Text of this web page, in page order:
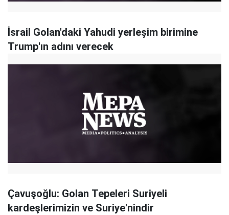
İsrail Golan'daki Yahudi yerleşim birimine
Trump'ın adını verecek
Çavuşoğlu: Golan Tepeleri Suriyeli
kardeşlerimizin ve Suriye'nindir